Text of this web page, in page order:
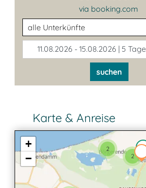
via booking.com
Unterkunftsart
11.08.2026 - 15.08.2026 | 5 Tage
suchen
Karte & Anreise
2
2
+
−